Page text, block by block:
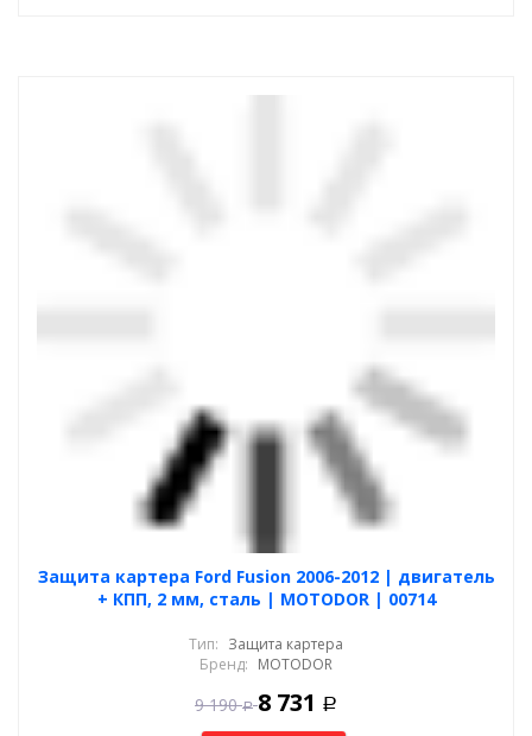
Защита картера Ford Fusion 2006-2012 | двигатель
+ КПП, 2 мм, сталь | MOTODOR | 00714
Тип: Защита картера
Бренд: MOTODOR
9 190 Р 8 731 Р